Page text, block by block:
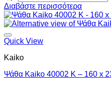
Διαβάστε περισσότερα
Quick View
Kaiko
Ψάθα Kaiko 40002 K – 160 x